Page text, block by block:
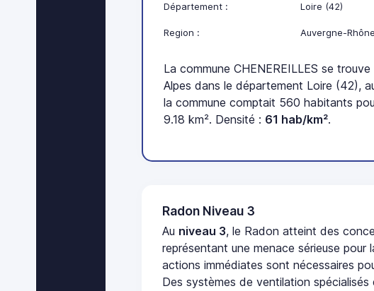
Département : Loire (42)
Region : Auvergne-
La commune CHENEREILLES se
Alpes dans le département Loire (42),
la commune comptait 560 habitants
9.18 km². Densité : 61 hab/km².
Radon Niveau 3
Au niveau 3, le Radon atteint des
représentant une menace sérieuse pour
actions immédiates sont nécessaires
Des systèmes de ventilation spécialisés